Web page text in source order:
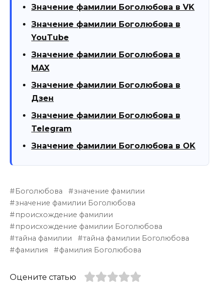
Значение фамилии Боголюбова в VK
Значение фамилии Боголюбова в
YouTube
Значение фамилии Боголюбова в
MAX
Значение фамилии Боголюбова в
Дзен
Значение фамилии Боголюбова в
Telegram
Значение фамилии Боголюбова в OK
Боголюбова
значение фамилии
значение фамилии Боголюбова
происхождение фамилии
происхождение фамилии Боголюбова
тайна фамилии
тайна фамилии Боголюбова
фамилия
фамилия Боголюбова
Оцените статью